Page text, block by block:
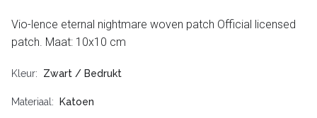
Vio-lence eternal nightmare woven patch Official licensed
patch. Maat: 10x10 cm
Kleur Zwart / Bedrukt
Materiaal Katoen